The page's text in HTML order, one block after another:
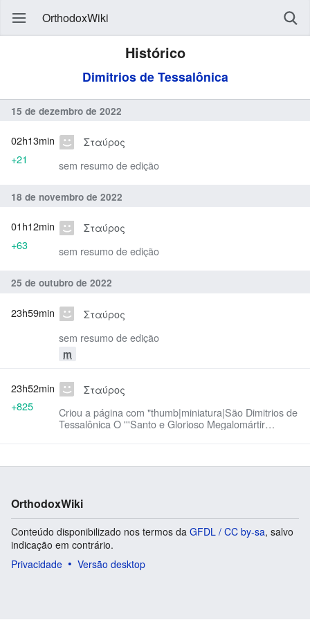
OrthodoxWiki
Histórico
Dimitrios de Tessalônica
15 de dezembro de 2022
Σταύρος
sem resumo de edição
02h13min
+21
18 de novembro de 2022
Σταύρος
sem resumo de edição
01h12min
+63
25 de outubro de 2022
Σταύρος
sem resumo de edição
m
23h59min
Σταύρος
Criou a página com "thumb|miniatura|São Dimitrios de
Tessalônica O '''Santo e Glorioso Megalomártir
23h52min
+825
OrthodoxWiki
Conteúdo disponibilizado nos termos da GFDL / CC by-sa, salvo
indicação em contrário.
Privacidade
Versão desktop